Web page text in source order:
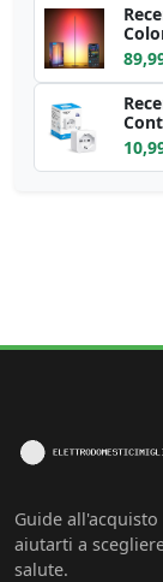
Guide
aiutarti a
salute.